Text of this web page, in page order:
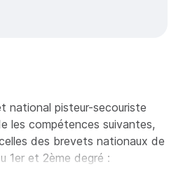
national pisteur-secouriste
les compétences suivantes,
des brevets nationaux de
1er et 2ème degré :